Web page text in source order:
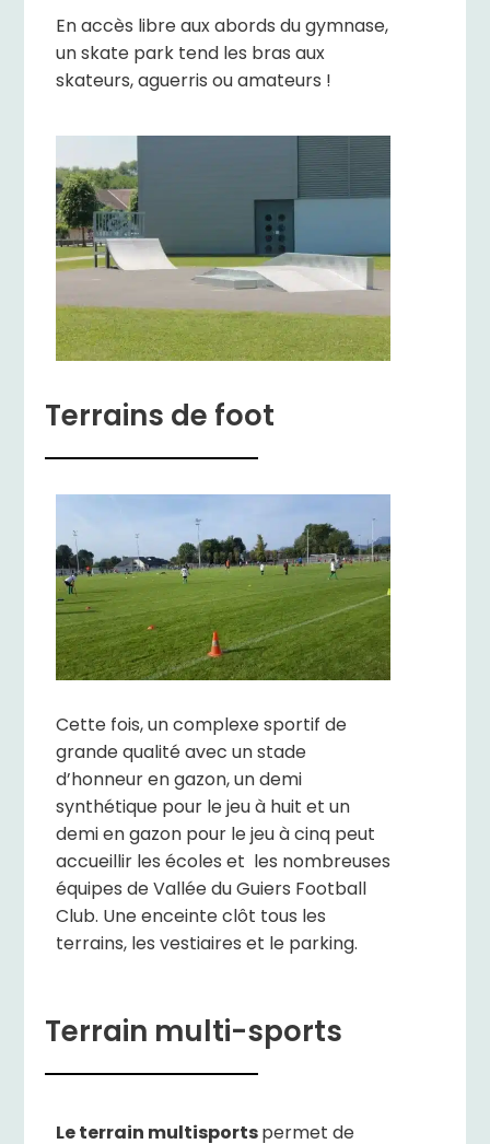
En accès libre aux abords du gymnase,
un skate park tend les bras aux
skateurs, aguerris ou amateurs !
Terrains de foot
Cette fois, un complexe sportif de
grande qualité avec un stade
d’honneur en gazon, un demi
synthétique pour le jeu à huit et un
demi en gazon pour le jeu à cinq peut
accueillir les écoles et les nombreuses
équipes de Vallée du Guiers Football
Club. Une enceinte clôt tous les
terrains, les vestiaires et le parking.
Terrain multi-sports
Le terrain multisports permet de